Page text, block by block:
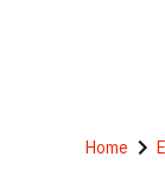
Home